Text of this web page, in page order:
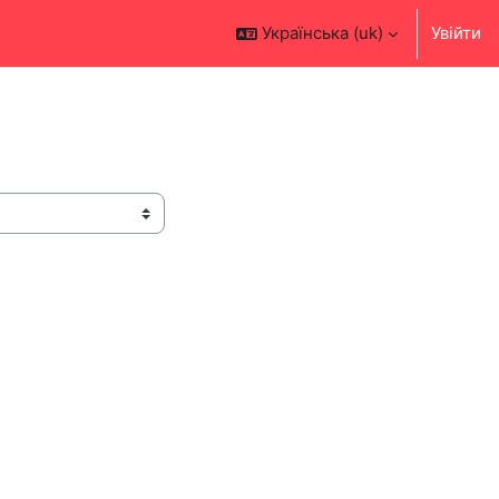
Українська ‎(uk)‎ Увійти